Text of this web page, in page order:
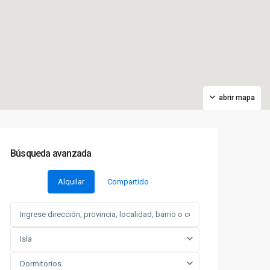
abrir mapa
Búsqueda avanzada
Alquilar Compartido
Isla
Dormitorios